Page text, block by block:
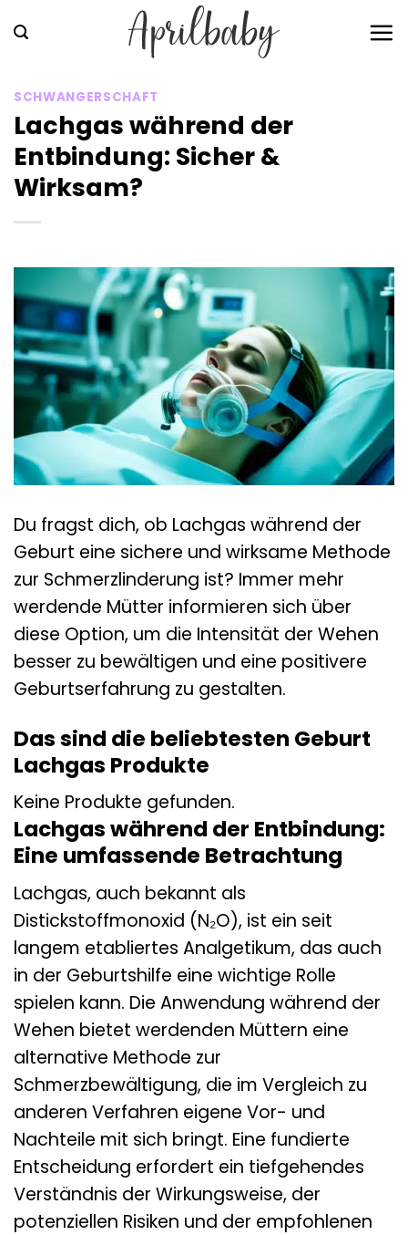
Inhalt
SCHWANGERSCHAFT
Lachgas während der
Entbindung: Sicher &
Wirksam?
Du fragst dich, ob Lachgas während der
Geburt eine sichere und wirksame Methode
zur Schmerzlinderung ist? Immer mehr
werdende Mütter informieren sich über
diese Option, um die Intensität der Wehen
besser zu bewältigen und eine positivere
Geburtserfahrung zu gestalten.
Das sind die beliebtesten Geburt
Lachgas Produkte
Keine Produkte gefunden.
Lachgas während der Entbindung:
Eine umfassende Betrachtung
Lachgas, auch bekannt als
Distickstoffmonoxid (N₂O), ist ein seit
langem etabliertes Analgetikum, das auch
in der Geburtshilfe eine wichtige Rolle
spielen kann. Die Anwendung während der
Wehen bietet werdenden Müttern eine
alternative Methode zur
Schmerzbewältigung, die im Vergleich zu
anderen Verfahren eigene Vor- und
Nachteile mit sich bringt. Eine fundierte
Entscheidung erfordert ein tiefgehendes
Verständnis der Wirkungsweise, der
potenziellen Risiken und der empfohlenen